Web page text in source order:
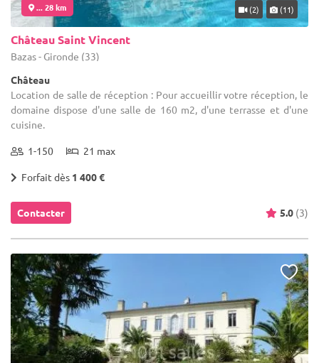
... 28 km (2) (11)
Château Saint Vincent
Bazas - Gironde (33)
Château
Location de salle de réception : Pour accueillir votre réception, le
domaine dispose d'une salle de 160 m2, d'une terrasse et d'une
cuisine.
1-150 21 max
Forfait dès 1 400 €
Contacter 5.0 (3)